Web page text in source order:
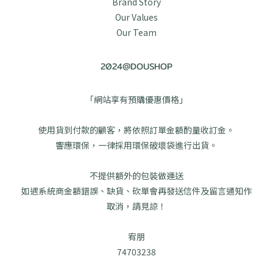
Our Values
Our Team
2024@DOUSHOP
「網站享有預購優惠價格」
使用貨到付款的顧客，將依照訂單金額酌量收訂金。
響應環保，一律採用環保破壞袋進行出貨。
不提供額外的包裝做運送
如遇系統商金額錯誤、缺貨、砍單會再發送信件及留言通知作
取消，請見諒！
宥朋
74703238